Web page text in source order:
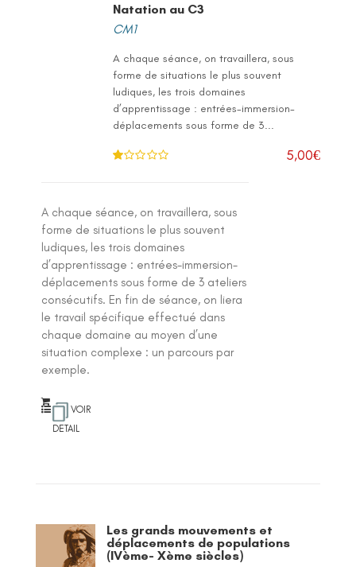
Natation au C3
CM1
A chaque séance, on travaillera, sous
forme de situations le plus souvent
ludiques, les trois domaines
d’apprentissage : entrées-immersion-
déplacements sous forme de 3...
0
su
5,00€
A chaque séance, on travaillera, sous
forme de situations le plus souvent
ludiques, les trois domaines
d’apprentissage : entrées-immersion-
déplacements sous forme de 3 ateliers
consécutifs. En fin de séance, on liera
le travail spécifique effectué dans
chaque domaine au moyen d’une
situation complexe : un parcours par
exemple.
VOIR
DETAIL
Les grands mouvements et
déplacements de populations
(IVème- Xème siècles)